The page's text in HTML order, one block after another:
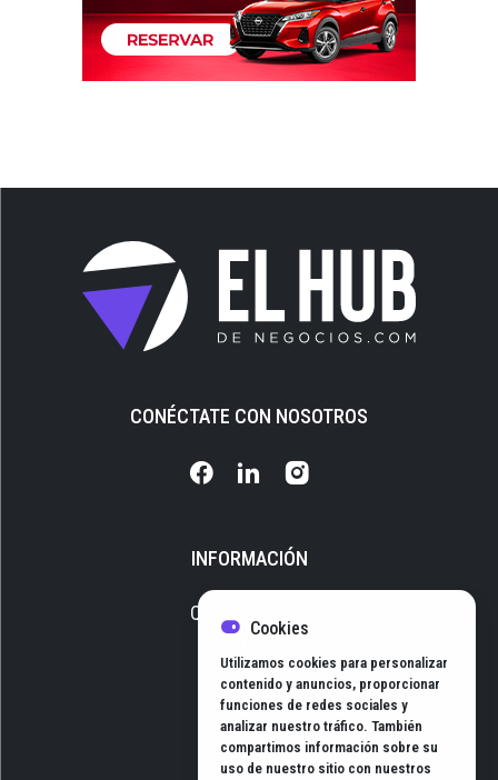
INFORMACIÓN
Quiénes somos
Newsletter
Contacto
CONÉCTATE CON NOSOTROS
Cookies
Utilizamos cookies para personalizar
contenido y anuncios, proporcionar
funciones de redes sociales y
analizar nuestro tráfico. También
compartimos información sobre su
uso de nuestro sitio con nuestros